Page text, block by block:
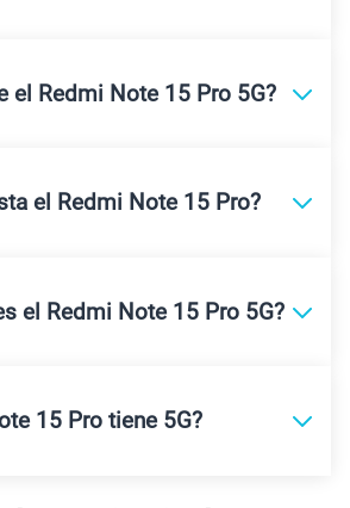
el Redmi Note 15 Pro 5G?
el Redmi Note 15 Pro?
el Redmi Note 15 Pro 5G?
15 Pro tiene 5G?